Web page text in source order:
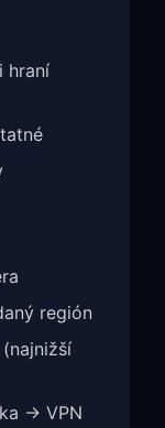
hraní
región
→ VPN